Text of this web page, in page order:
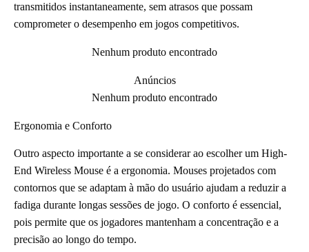
transmitidos instantaneamente, sem atrasos que possam
comprometer o desempenho em jogos competitivos.
Nenhum produto encontrado
Anúncios
Nenhum produto encontrado
Ergonomia e Conforto
Outro aspecto importante a se considerar ao escolher um High-
End Wireless Mouse é a ergonomia. Mouses projetados com
contornos que se adaptam à mão do usuário ajudam a reduzir a
fadiga durante longas sessões de jogo. O conforto é essencial,
pois permite que os jogadores mantenham a concentração e a
precisão ao longo do tempo.